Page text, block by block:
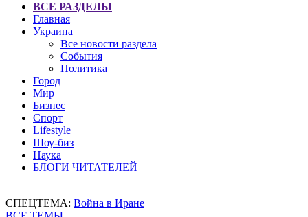
ВСЕ РАЗДЕЛЫ
Главная
Украина
Все новости раздела
События
Политика
Город
Мир
Бизнес
Спорт
Lifestyle
Шоу-биз
Наука
БЛОГИ ЧИТАТЕЛЕЙ
СПЕЦТЕМА: Война в Иране